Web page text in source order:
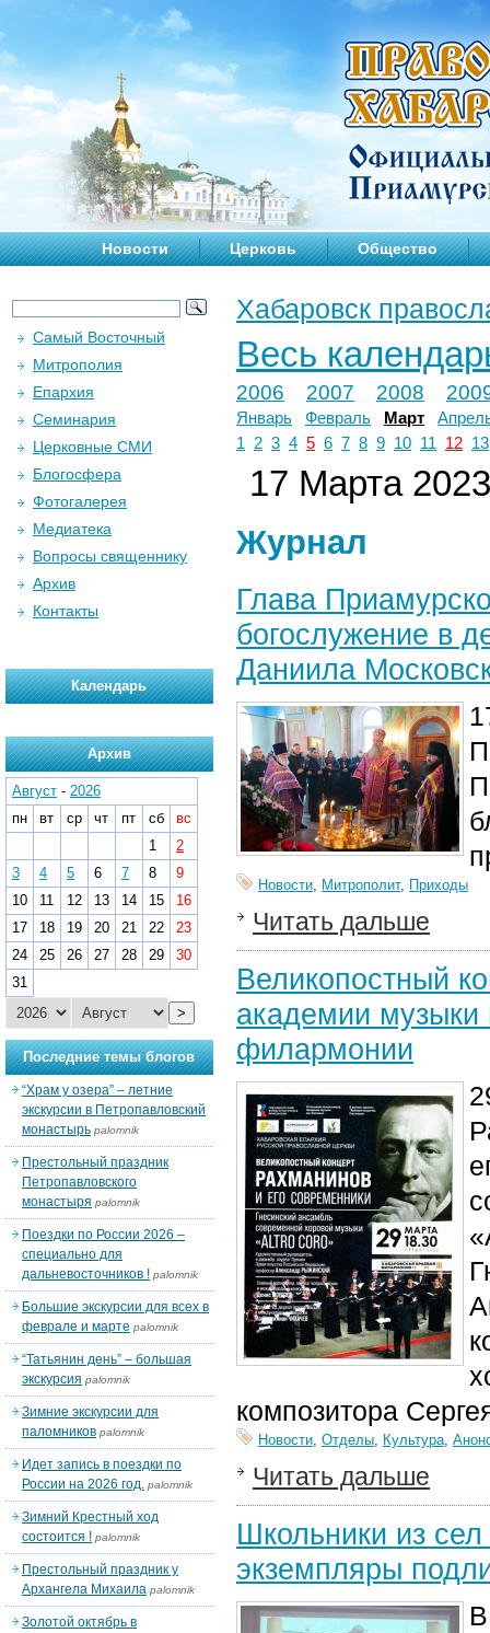
Новости Церковь Общество
Хабаровск
Весь
2006 2007 2008
Январь Февраль Март
1
2 3 4 5 6 7 8 9 10 11 12 13
17 Марта 2023
Журнал
Глава
богослужение в
Даниила
Новости, Митрополит, Приходы
Читать дальше
Великопостный
академии музыки
филармонии
композитора
Новости, Отделы, Культура,
Читать дальше
Школьники из
экземпляры
Самый Восточный
Митрополия
Епархия
Семинария
Церковные СМИ
Блогосфера
Фотогалерея
Медиатека
Вопросы священнику
Архив
Контакты
Календарь
Архив
Август - 2026
пн
вт ср чт пт сб
вс
1
2
3
4 5 6 7 8
9
10
11 12 13 14 15
16
17
18 19 20 21 22
23
24
25 26 27 28 29
30
31
>
Последние темы блогов
“Храм у озера” – летние
экскурсии в Петропавловский
монастырь palomnik
Престольный праздник
Петропавловского
монастыря palomnik
Поездки по России 2026 –
специально для
дальневосточников ! palomnik
Большие экскурсии для всех в
феврале и марте palomnik
“Татьянин день” – большая
экскурсия palomnik
Зимние экскурсии для
паломников palomnik
Идет запись в поездки по
России на 2026 год. palomnik
Зимний Крестный ход
состоится ! palomnik
Престольный праздник у
Архангела Михаила palomnik
Золотой октябрь в